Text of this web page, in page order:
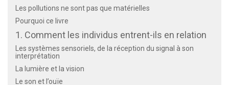
Les pollutions ne sont pas que matérielles
Pourquoi ce livre
1. Comment les individus entrent-ils en relation
Les systèmes sensoriels, de la réception du signal à son
interprétation
La lumière et la vision
Le son et l’ouïe